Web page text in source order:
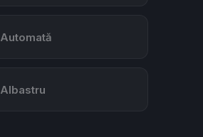
Automată
Albastru